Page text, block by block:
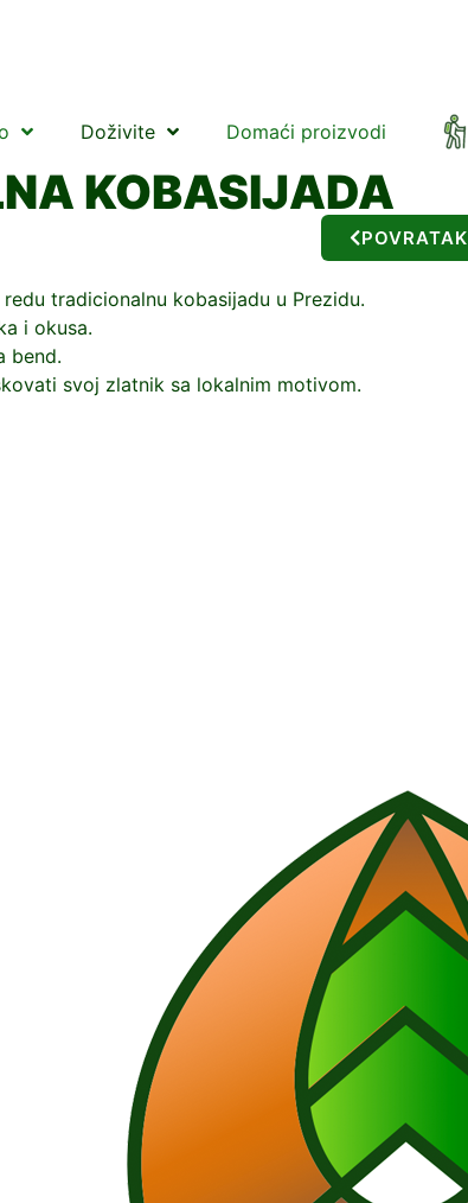
Doživite Domaći proizvodi
KOBASIJADA
POVRATAK
tradicionalnu kobasijadu u Prezidu.
i okusa.
bend.
svoj zlatnik sa lokalnim motivom.